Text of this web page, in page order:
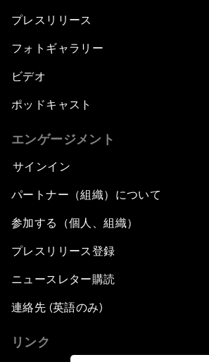
プレスリリース
フォトギャラリー
ビデオ
ポッドキャスト
エンゲージメント
サインイン
パートナー（組織）について
参加する（個人、組織）
プレスリリース登録
ニュースレター購読
連絡先 (英語のみ)
リンク